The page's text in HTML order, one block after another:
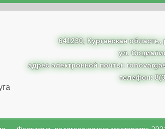
641230, Курганская
ул.
адрес электронной почты:
телефон: